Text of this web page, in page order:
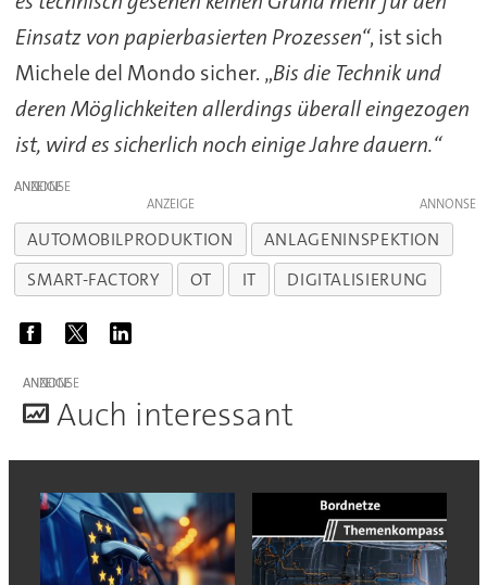
Einsatz von papierbasierten Prozessen“, ist sich
Michele del Mondo sicher. „Bis die Technik und
deren Möglichkeiten allerdings überall eingezogen
ist, wird es sicherlich noch einige Jahre dauern.“
ANZEIGE
ANZEIGE
AUTOMOBILPRODUKTION
ANLAGENINSPEKTION
SMART-FACTORY
OT IT DIGITALISIERUNG
ANZEIGE
Auch interessant